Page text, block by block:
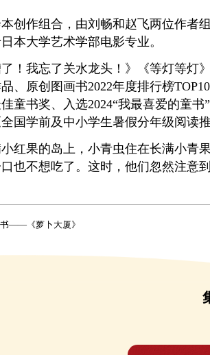
创作组合，由刘畅和赵飞两位作者
本大学艺术学部电影专业。
！我忘了关水龙头！》《等灯等灯
、原创图画书2022年度排行榜
童书奖、入选2024“我最喜爱的童
国学前及中小学生暑假分年级阅读推
红果的岛上，小青虫住在长满小
也不想吃了。这时，他们忽然注意
——《萝卜大厦》